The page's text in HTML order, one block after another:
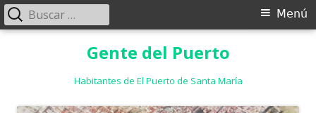
Gente del Puerto
Habitantes de El Puerto de Santa María
Menú
Menú
Buscar: